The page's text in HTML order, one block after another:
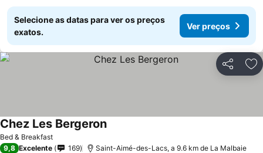
Selecione as datas para ver os preços
exatos.
Ver preços
Partilhar
Bed & Breakfast
Chez Les BergeronVer preços
9,8 Excelente 169 Saint-Aimé-des-Lacs, a 9.6 km de La Malbaie